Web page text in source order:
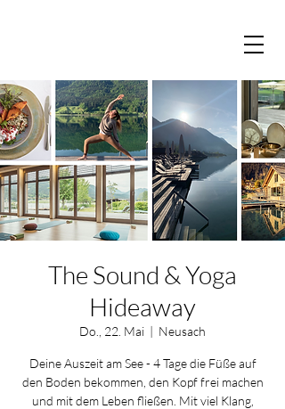
The Sound & Yoga
Hideaway
Do., 22. Mai
  |
Neusach
Deine Auszeit am See - 4 Tage die Füße auf
den Boden bekommen, den Kopf frei machen
und mit dem Leben fließen. Mit viel Klang,